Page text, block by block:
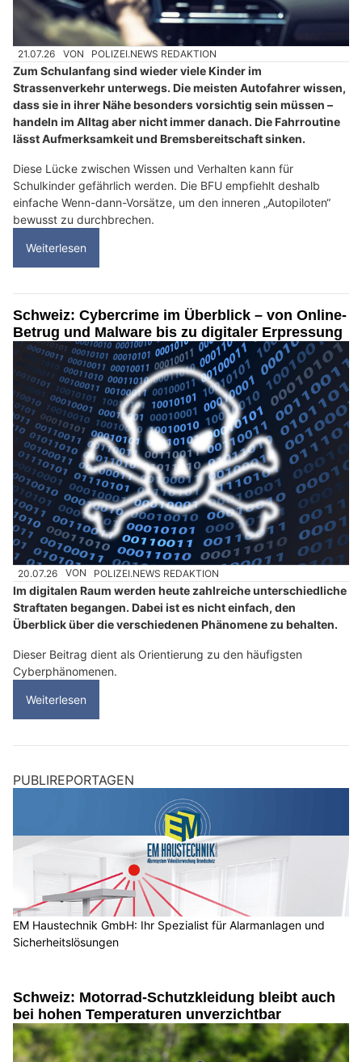
21.07.26 VON POLIZEI.NEWS REDAKTION
Zum Schulanfang sind wieder viele Kinder im
Strassenverkehr unterwegs. Die meisten Autofahrer wissen,
dass sie in ihrer Nähe besonders vorsichtig sein müssen –
handeln im Alltag aber nicht immer danach. Die Fahrroutine
lässt Aufmerksamkeit und Bremsbereitschaft sinken.
Diese Lücke zwischen Wissen und Verhalten kann für
Schulkinder gefährlich werden. Die BFU empfiehlt deshalb
einfache Wenn-dann-Vorsätze, um den inneren „Autopiloten“
bewusst zu durchbrechen.
Weiterlesen
Schweiz: Cybercrime im Überblick – von Online-
Betrug und Malware bis zu digitaler Erpressung
20.07.26 VON POLIZEI.NEWS REDAKTION
Im digitalen Raum werden heute zahlreiche unterschiedliche
Straftaten begangen. Dabei ist es nicht einfach, den
Überblick über die verschiedenen Phänomene zu behalten.
Dieser Beitrag dient als Orientierung zu den häufigsten
Cyberphänomenen.
Weiterlesen
PUBLIREPORTAGEN
EM Haustechnik GmbH: Ihr Spezialist für Alarmanlagen und
Sicherheitslösungen
Schweiz: Motorrad-Schutzkleidung bleibt auch
bei hohen Temperaturen unverzichtbar